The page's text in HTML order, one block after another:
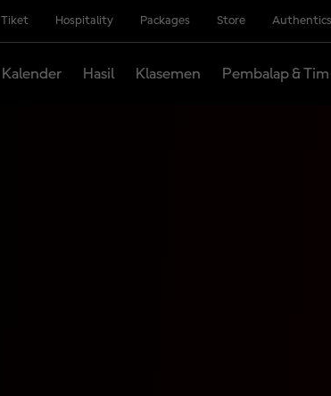
Tiket Hospitality Packages Store Authentics
Kalender Hasil Klasemen Pembalap & Tim